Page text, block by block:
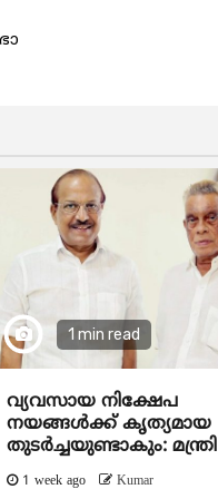
1 min read
വ്യവസായ നിക്ഷേപ
നയങ്ങള്‍ക്ക് കൃത്യമായ
തുടര്‍ച്ചയുണ്ടാകും: മന്ത്രി
1 week ago Kumar